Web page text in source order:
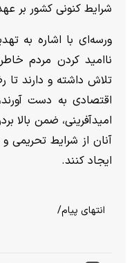
شرایط کنونی کشور بر
ورسه‌ای با اشاره به
ناامید کردن مردم
تلاش داشته و دارند
اقتصادی به دست
امیدآفرینی، ضمن بالا
آنان از شرایط تحریمی
ایجاد کنند.
انتهای پیام/